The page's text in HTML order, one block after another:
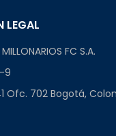
LEGAL
FC S.A.
9
Ofc. 702 Bogotá,